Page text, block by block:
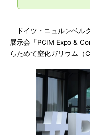
ドイツ・ニュルンベル
展示会「PCIM Expo &
らためて窒化ガリウム（